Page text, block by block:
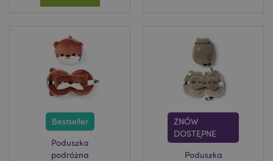
Bestseller
Poduszka
podróżna
ZNÓW
DOSTĘPNE
Poduszka